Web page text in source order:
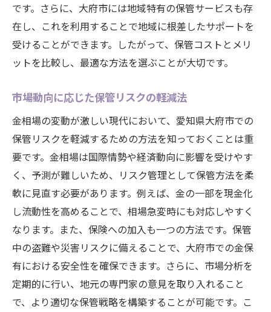
です。さらに、大府市には地域特有の保管サービスも存
在し、これを利用することで地域に根差したサポートを
受けることができます。したがって、保管コストとメリ
ットを比較し、最適な方法を選ぶことが大切です。
市場動向に応じた保管リスクの軽減法
金相場の変動が激しい現代において、愛知県大府市での
保管リスクを軽減するための方法を知っておくことは重
要です。金相場は国際情勢や経済動向に影響を受けやす
く、予測が難しいため、リスク管理として保管方法を柔
軟に見直す必要があります。例えば、金の一部を現金化
し流動性を高めることで、相場急変時にも対応しやすく
なります。また、保険への加入も一つの方法です。保管
中の盗難や災害リスクに備えることで、大府市での金保
有における安全性を確保できます。さらに、市場分析を
定期的に行い、地元の専門家の意見を取り入れること
で、より適切な保管戦略を構築することが可能です。こ